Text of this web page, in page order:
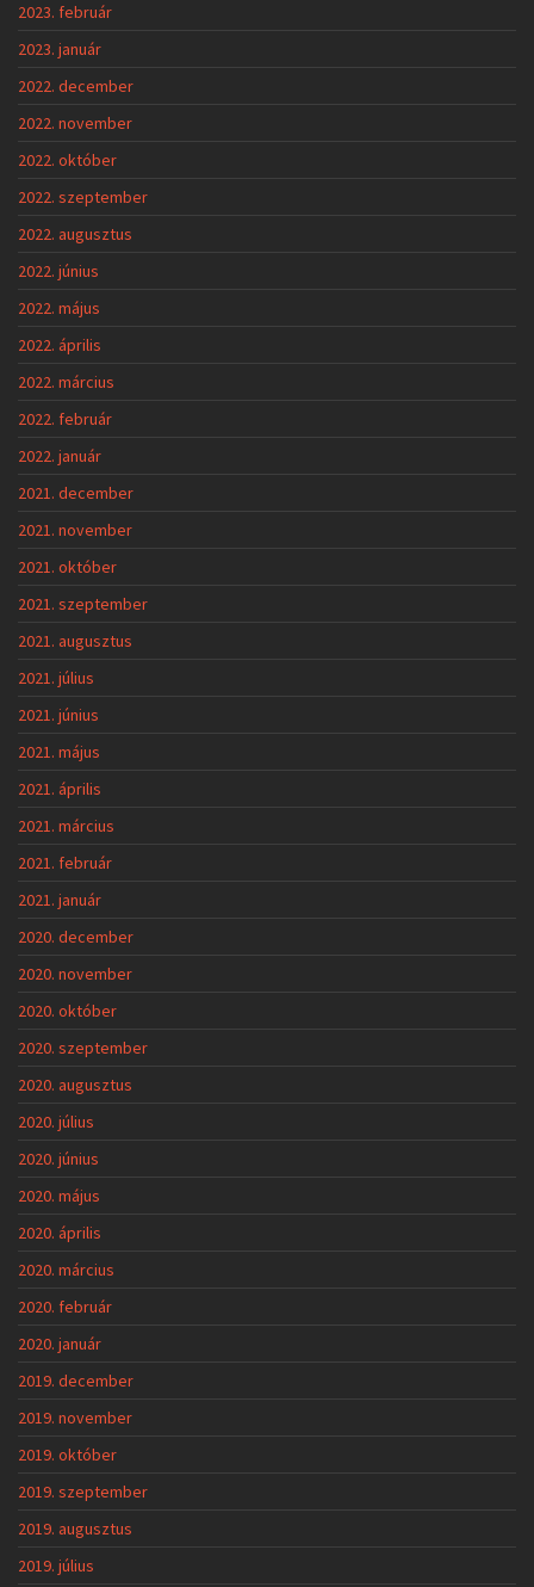
2023. február
2023. január
2022. december
2022. november
2022. október
2022. szeptember
2022. augusztus
2022. június
2022. május
2022. április
2022. március
2022. február
2022. január
2021. december
2021. november
2021. október
2021. szeptember
2021. augusztus
2021. július
2021. június
2021. május
2021. április
2021. március
2021. február
2021. január
2020. december
2020. november
2020. október
2020. szeptember
2020. augusztus
2020. július
2020. június
2020. május
2020. április
2020. március
2020. február
2020. január
2019. december
2019. november
2019. október
2019. szeptember
2019. augusztus
2019. július